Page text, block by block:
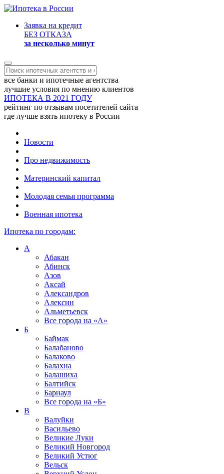
Заявка на кредит
БЕЗ ОТКАЗА
за несколько минут
все банки и ипотечные агентства
лучшие условия по мнению клиентов
ИПОТЕКА В 2021 ГОДУ
рейтинг по отзывам посетителей сайта
где лучше взять ипотеку в России
Новости
Про недвижимость
Материнский капитал
Молодая семья программа
Военная ипотека
Ипотека по городам:
А
Абакан
Абинск
Азов
Аксай
Александров
Алексин
Альметьевск
Все города на «А»
Б
Баймак
Балабаново
Балаково
Балахна
Балашиха
Балтийск
Барнаул
Все города на «Б»
В
Валуйки
Васильево
Великие Луки
Великий Новгород
Великий Устюг
Вельск